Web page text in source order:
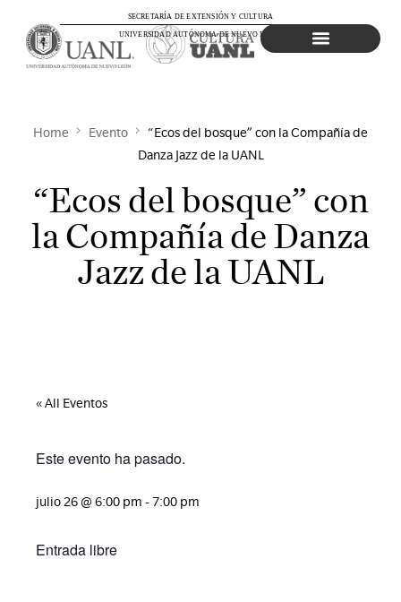
UNIVERSIDAD AUTÓNOMA DE NUEVO LEÓN
SECRETARÍA DE EXTENSIÓN Y CULTURA
Home Evento
“Ecos del bosque” con la Compañía de
Danza Jazz de la UANL
“Ecos del bosque” con
la Compañía de Danza
Jazz de la UANL
« All Eventos
Este evento ha pasado.
julio 26 @6:00 pm -7:00 pm
Entrada libre